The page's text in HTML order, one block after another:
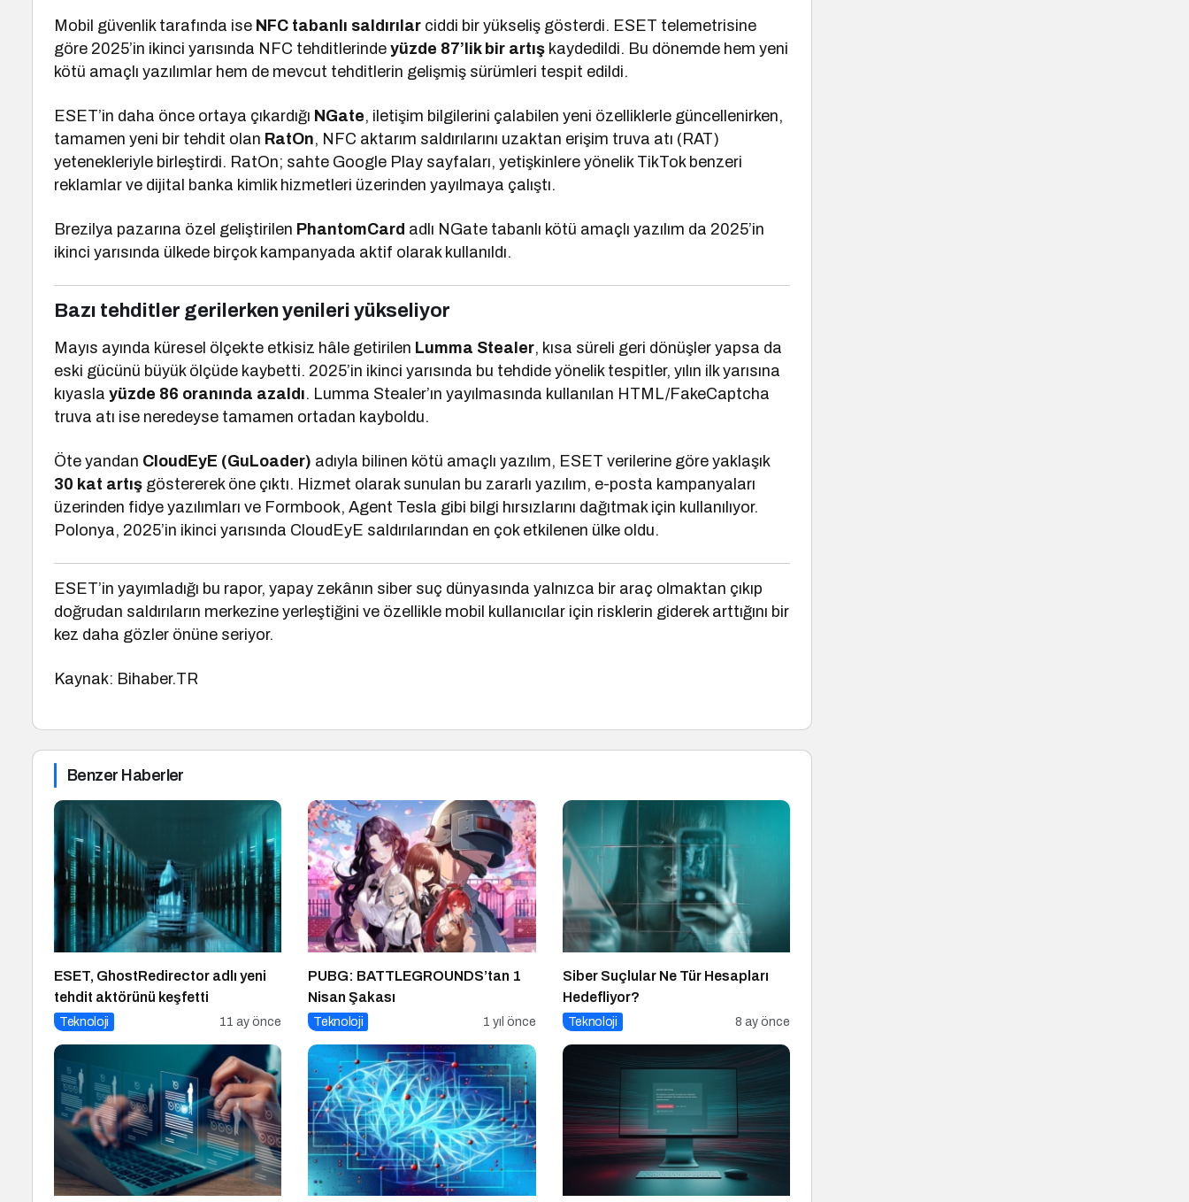
Mobil güvenlik tarafında ise NFC tabanlı saldırılar ciddi bir yükseliş gösterdi. ESET telemetrisine
göre 2025’in ikinci yarısında NFC tehditlerindeyüzde 87’lik bir artış kaydedildi. Bu dönemde hem yeni
kötü amaçlı yazılımlar hem de mevcut tehditlerin gelişmiş sürümleri tespit edildi.
ESET’in daha önce ortaya çıkardığı NGate, iletişim bilgilerini çalabilen yeni özelliklerle güncellenirken,
tamamen yeni bir tehdit olan RatOn, NFC aktarım saldırılarını uzaktan erişim truva atı (RAT)
yetenekleriyle birleştirdi. RatOn; sahte Google Play sayfaları, yetişkinlere yönelik TikTok benzeri
reklamlar ve dijital banka kimlik hizmetleri üzerinden yayılmaya çalıştı.
Brezilya pazarına özel geliştirilen PhantomCard adlı NGate tabanlı kötü amaçlı yazılım da 2025’in
ikinci yarısında ülkede birçok kampanyada aktif olarak kullanıldı.
Bazı tehditler gerilerken yenileri yükseliyor
Mayıs ayında küresel ölçekte etkisiz hâle getirilen Lumma Stealer, kısa süreli geri dönüşler yapsa da
eski gücünü büyük ölçüde kaybetti. 2025’in ikinci yarısında bu tehdide yönelik tespitler, yılın ilk yarısına
kıyaslayüzde 86 oranında azaldı. Lumma Stealer’ın yayılmasında kullanılan HTML/FakeCaptcha
truva atı ise neredeyse tamamen ortadan kayboldu.
Öte yandan CloudEyE (GuLoader) adıyla bilinen kötü amaçlı yazılım, ESET verilerine göre yaklaşık
30 kat artış göstererek öne çıktı. Hizmet olarak sunulan bu zararlı yazılım, e-posta kampanyaları
üzerinden fidye yazılımları ve Formbook, Agent Tesla gibi bilgi hırsızlarını dağıtmak için kullanılıyor.
Polonya, 2025’in ikinci yarısında CloudEyE saldırılarından en çok etkilenen ülke oldu.
ESET’in yayımladığı bu rapor, yapay zekânın siber suç dünyasında yalnızca bir araç olmaktan çıkıp
doğrudan saldırıların merkezine yerleştiğini ve özellikle mobil kullanıcılar için risklerin giderek arttığını bir
kez daha gözler önüne seriyor.
Kaynak: Bihaber.TR
Benzer Haberler
ESET, GhostRedirector adlı yeni
tehdit aktörünü keşfetti
Teknoloji 11 ay önce
PUBG: BATTLEGROUNDS’tan 1
Nisan Şakası
Teknoloji 1 yıl önce
Siber Suçlular Ne Tür Hesapları
Hedefliyor?
Teknoloji 8 ay önce